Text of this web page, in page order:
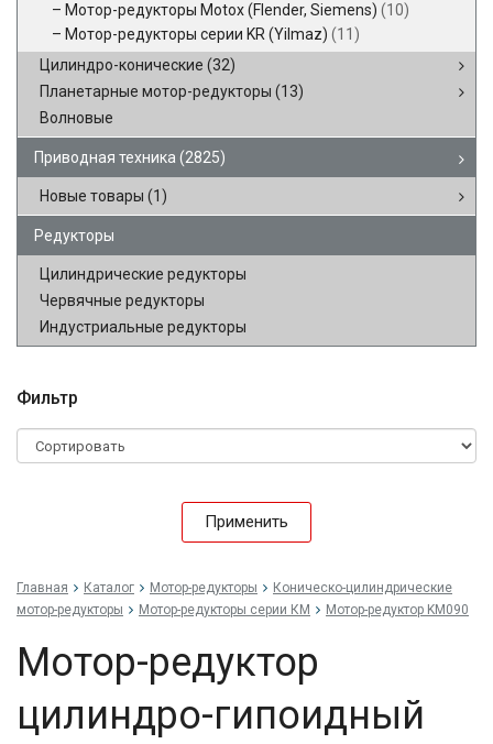
Мотор-редукторы Motox (Flender, Siemens) (10)
Мотор-редукторы серии KR (Yilmaz) (11)
Цилиндро-конические (32)
Планетарные мотор-редукторы (13)
Волновые
Приводная техника (2825)
Новые товары (1)
Редукторы
Цилиндрические редукторы
Червячные редукторы
Индустриальные редукторы
Фильтр
Применить
Главная Каталог Мотор-редукторы
Коническо-цилиндрические
мотор-редукторы
Мотор-редукторы серии КМ Мотор-редуктор KM090
Мотор-редуктор
цилиндро-гипоидный